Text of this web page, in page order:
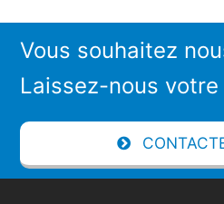
Vous souhaitez
Laissez-nous votre